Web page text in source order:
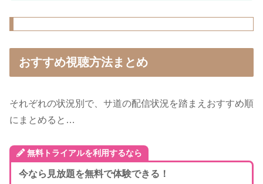
おすすめ視聴方法まとめ
それぞれの状況別で、サ道の配信状況を踏まえおすすめ順
にまとめると…
無料トライアルを利用するなら
今なら見放題を無料で体験できる！